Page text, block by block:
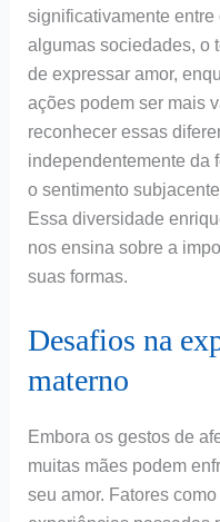
significativamente
algumas sociedades, o
de expressar amor,
ações podem ser mais
reconhecer essas
independentemente da
o sentimento
Essa diversidade
nos ensina sobre a
suas formas.
Desafios na
materno
Embora os gestos de
muitas mães podem
seu amor. Fatores